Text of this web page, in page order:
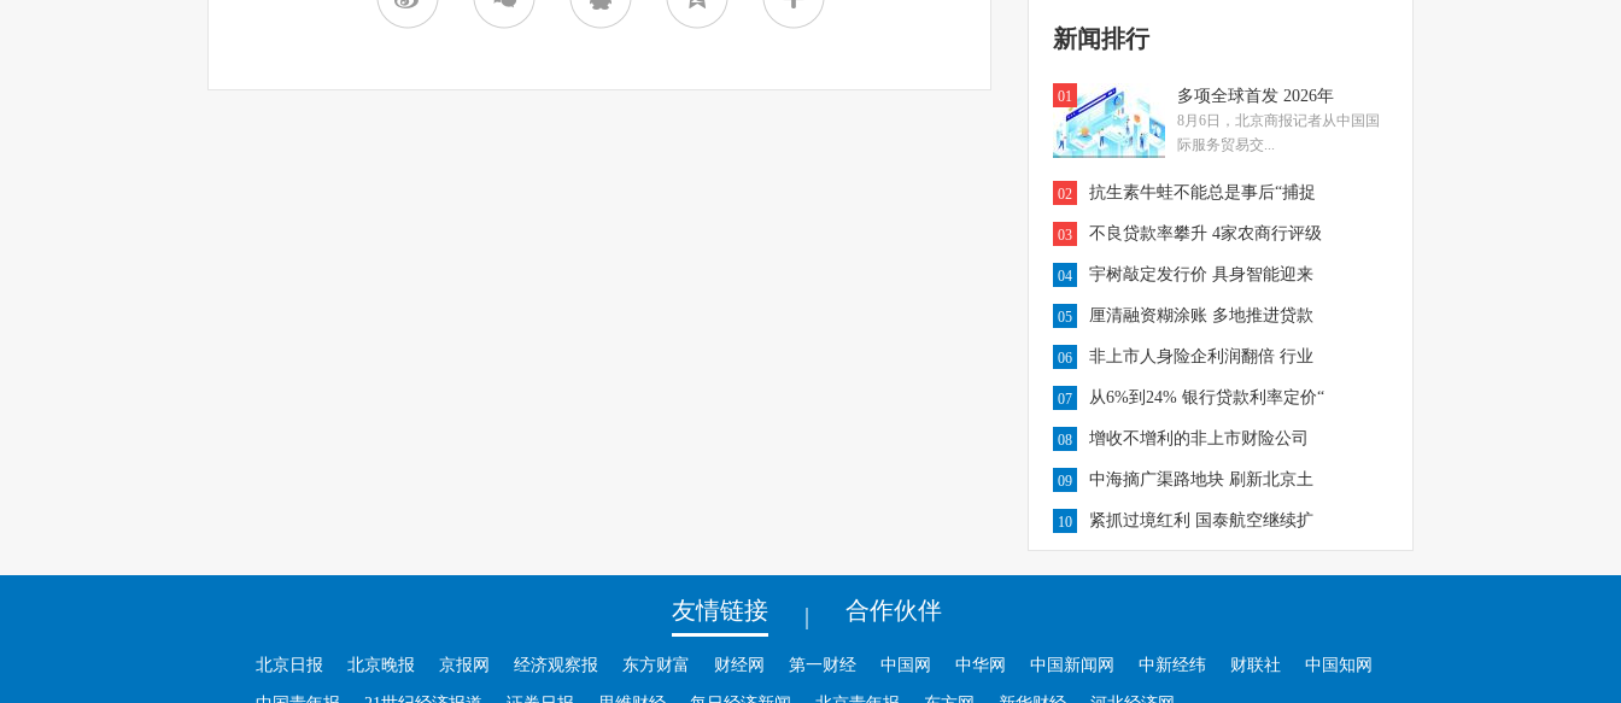
新闻排行
01 多项全球首发 2026年
8月6日，北京商报记者从中国国
际服务贸易交...
02 抗生素牛蛙不能总是事后“捕捉
03 不良贷款率攀升 4家农商行评级
04 宇树敲定发行价 具身智能迎来
05 厘清融资糊涂账 多地推进贷款
06 非上市人身险企利润翻倍 行业
07 从6%到24% 银行贷款利率定价“
08 增收不增利的非上市财险公司
09 中海摘广渠路地块 刷新北京土
10 紧抓过境红利 国泰航空继续扩
友情链接 | 合作伙伴
北京日报 北京晚报 京报网 经济观察报 东方财富 财经网 第一财经 中国网 中华网 中国新闻网 中新经纬 财联社 中国知网